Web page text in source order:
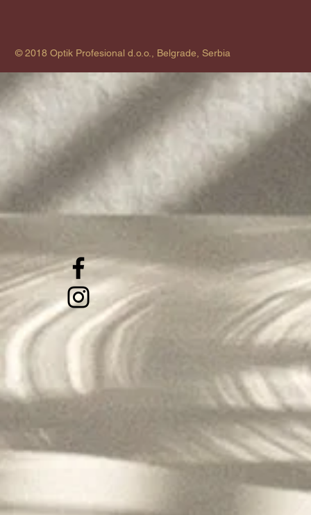
© 2018 Optik Profesional d.o.o., Belgrade, Serbia